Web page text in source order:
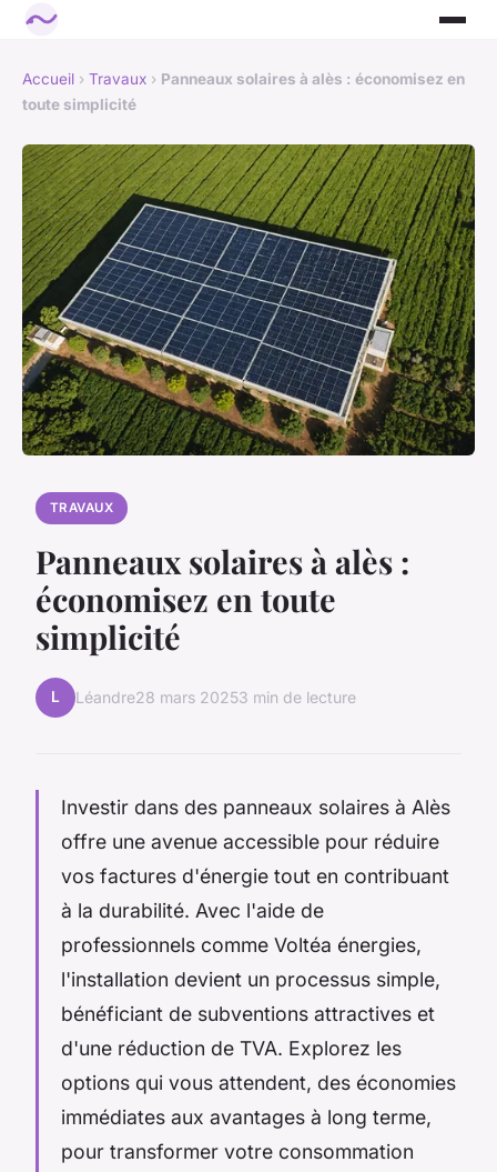
Accueil › Travaux › Panneaux solaires à alès : économisez en
toute simplicité
TRAVAUX
Panneaux solaires à alès :
économisez en toute
simplicité
L Léandre28 mars 20253 min de lecture
Investir dans des panneaux solaires à Alès
offre une avenue accessible pour réduire
vos factures d'énergie tout en contribuant
à la durabilité. Avec l'aide de
professionnels comme Voltéa énergies,
l'installation devient un processus simple,
bénéficiant de subventions attractives et
d'une réduction de TVA. Explorez les
options qui vous attendent, des économies
immédiates aux avantages à long terme,
pour transformer votre consommation